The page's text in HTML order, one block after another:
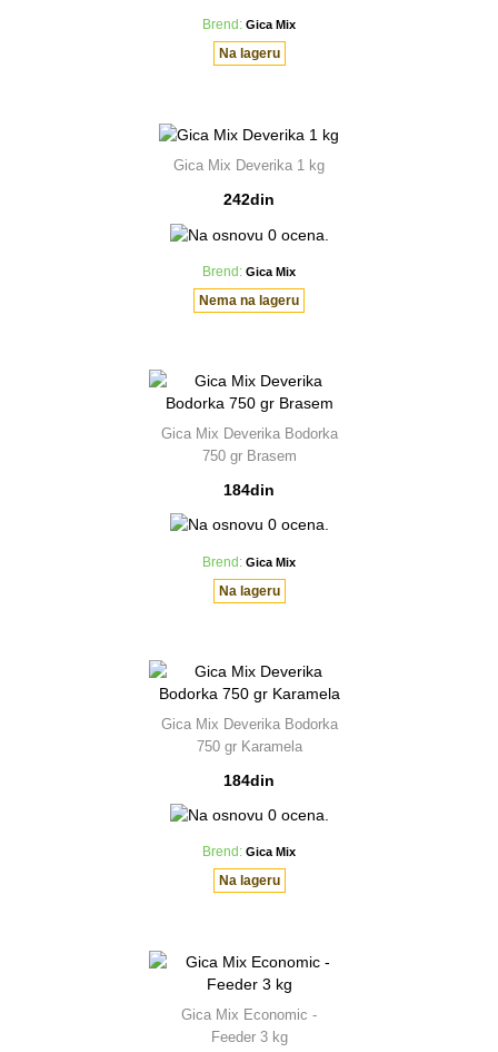
Brend: Gica Mix
Na lageru
Gica Mix Deverika 1 kg
242din
Brend: Gica Mix
Nema na lageru
Gica Mix Deverika Bodorka
750 gr Brasem
184din
Brend: Gica Mix
Na lageru
Gica Mix Deverika Bodorka
750 gr Karamela
184din
Brend: Gica Mix
Na lageru
Gica Mix Economic -
Feeder 3 kg